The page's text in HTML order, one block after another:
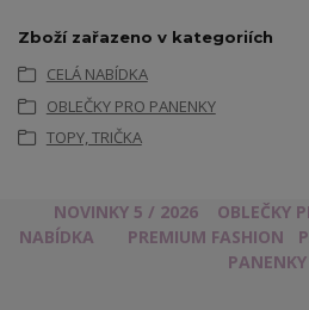
Zboží zařazeno v kategoriích
CELÁ NABÍDKA
OBLEČKY PRO PANENKY
TOPY, TRIČKA
NOVINKY 5 / 2026 OBLEČKY
NABÍDKA
PREMIUM FASHION
PANENKY